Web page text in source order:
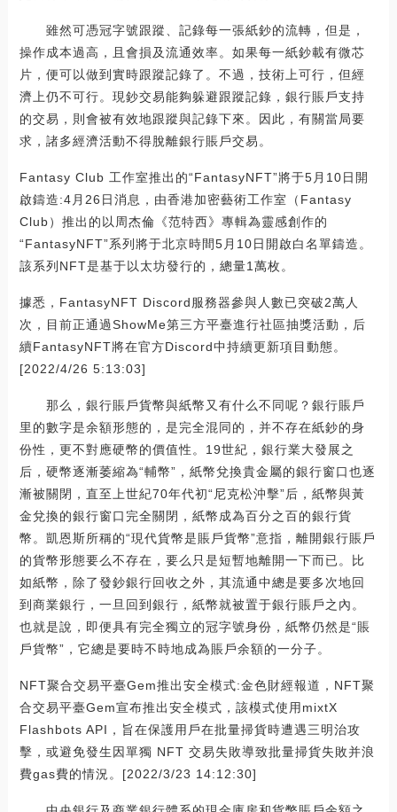
雖然可憑冠字號跟蹤、記錄每一張紙鈔的流轉，但是，
操作成本過高，且會損及流通效率。如果每一紙鈔載有微芯
片，便可以做到實時跟蹤記錄了。不過，技術上可行，但經
濟上仍不可行。現鈔交易能夠躲避跟蹤記錄，銀行賬戶支持
的交易，則會被有效地跟蹤與記錄下來。因此，有關當局要
求，諸多經濟活動不得脫離銀行賬戶交易。
Fantasy Club 工作室推出的“FantasyNFT”將于5月10日開
啟鑄造:4月26日消息，由香港加密藝術工作室（Fantasy
Club）推出的以周杰倫《范特西》專輯為靈感創作的
“FantasyNFT”系列將于北京時間5月10日開啟白名單鑄造。
該系列NFT是基于以太坊發行的，總量1萬枚。
據悉，FantasyNFT Discord服務器參與人數已突破2萬人
次，目前正通過ShowMe第三方平臺進行社區抽獎活動，后
續FantasyNFT將在官方Discord中持續更新項目動態。
[2022/4/26 5:13:03]
那么，銀行賬戶貨幣與紙幣又有什么不同呢？銀行賬戶
里的數字是余額形態的，是完全混同的，并不存在紙鈔的身
份性，更不對應硬幣的價值性。19世紀，銀行業大發展之
后，硬幣逐漸萎縮為“輔幣”，紙幣兌換貴金屬的銀行窗口也逐
漸被關閉，直至上世紀70年代初“尼克松沖擊”后，紙幣與黃
金兌換的銀行窗口完全關閉，紙幣成為百分之百的銀行貨
幣。凱恩斯所稱的“現代貨幣是賬戶貨幣”意指，離開銀行賬戶
的貨幣形態要么不存在，要么只是短暫地離開一下而已。比
如紙幣，除了發鈔銀行回收之外，其流通中總是要多次地回
到商業銀行，一旦回到銀行，紙幣就被置于銀行賬戶之內。
也就是說，即便具有完全獨立的冠字號身份，紙幣仍然是“賬
戶貨幣”，它總是要時不時地成為賬戶余額的一分子。
NFT聚合交易平臺Gem推出安全模式:金色財經報道，NFT聚
合交易平臺Gem宣布推出安全模式，該模式使用mixtX
Flashbots API，旨在保護用戶在批量掃貨時遭遇三明治攻
擊，或避免發生因單獨 NFT 交易失敗導致批量掃貨失敗并浪
費gas費的情況。[2022/3/23 14:12:30]